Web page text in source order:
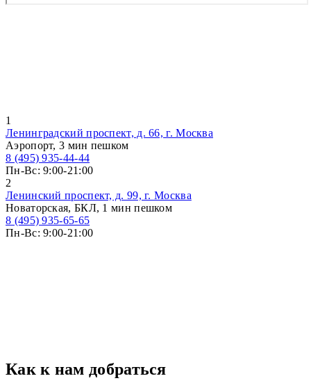
1
Ленинградский проспект, д. 66, г. Москва
Аэропорт, 3 мин пешком
8 (495) 935-44-44
Пн-Вс: 9:00-21:00
2
Ленинский проспект, д. 99, г. Москва
Новаторская, БКЛ, 1 мин пешком
8 (495) 935-65-65
Пн-Вс: 9:00-21:00
Как к нам добраться